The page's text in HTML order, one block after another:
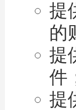
提
的
提
件
提